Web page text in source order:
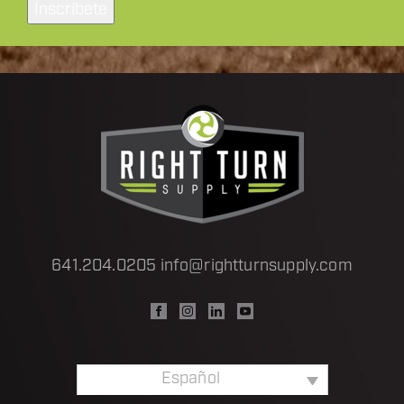
electrónico
a*
641.204.0205 info@rightturnsupply.com
Español